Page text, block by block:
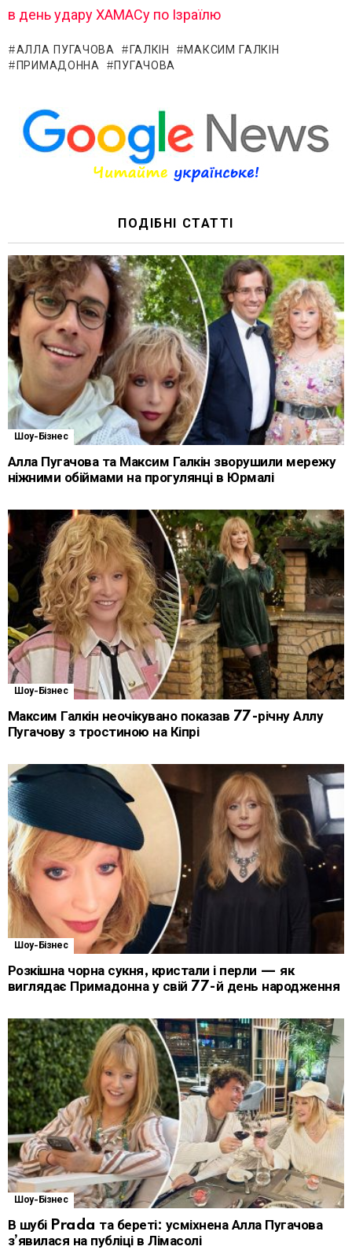
в день удару ХАМАСу по Ізраїлю
АЛЛА ПУГАЧОВА ГАЛКІН
МАКСИМ ГАЛКІН
ПРИМАДОННА
ПУГАЧОВА
ПОДІБНІ СТАТТІ
Шоу-Бізнес
Алла Пугачова та Максим Галкін зворушили мережу
ніжними обіймами на прогулянці в Юрмалі
Шоу-Бізнес
Максим Галкін неочікувано показав 77-річну Аллу
Пугачову з тростиною на Кіпрі
Шоу-Бізнес
Розкішна чорна сукня, кристали і перли — як
виглядає Примадонна у свій 77-й день народження
Шоу-Бізнес
В шубі Prada та береті: усміхнена Алла Пугачова
з’явилася на публіці в Лімасолі